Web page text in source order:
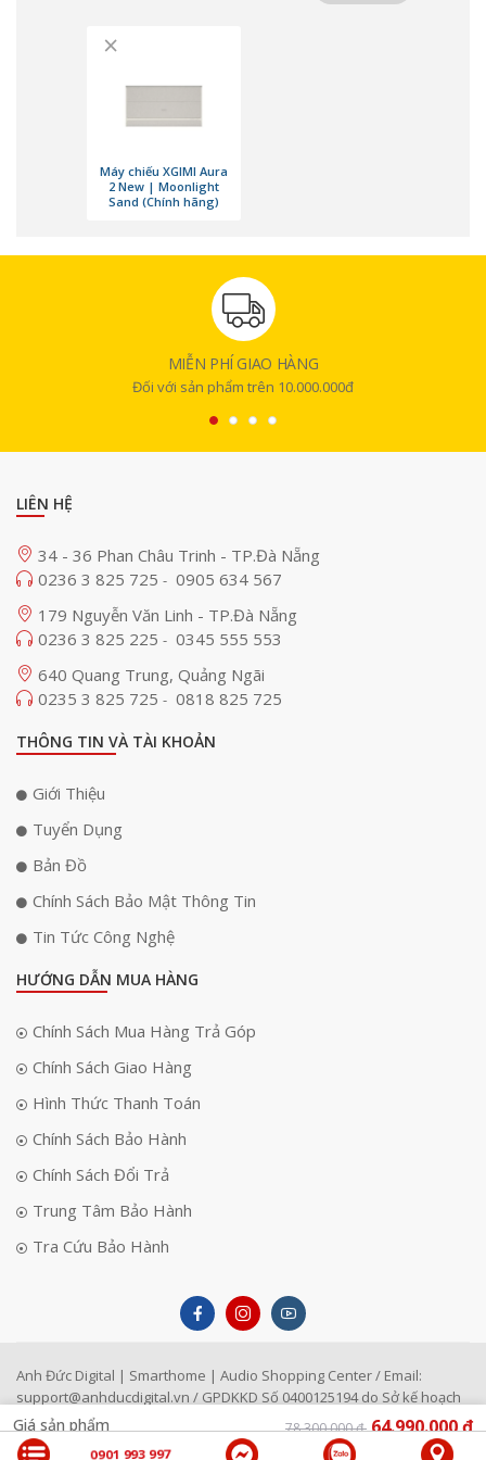
Công nghệ Dual Light 2.0 cho hình ảnh 4K điện ảnh
XGIMI Aura 2 New được trang bị công nghệ Dual Light 2.0 kết hợp DLP
và nguồn sáng laser hiện đại nhằm nâng cao chất lượng hiển thị tổng
nhiều điều kiện ánh sáng khác nhau. Công nghệ này còn giúp giảm hiện
thông thường. Nhờ đó, trải nghiệm xem phim trở nên tự nhiên, mượt mà
và gần với chất lượng điện ảnh hơn.
Dolby Vision & IMAX Enhanced nâng tầm trải nghiệm
nhận IMAX Enhanced cao cấp nhằm tối ưu chất lượng nội dung phim
ảnh hiện đại. Các công nghệ này giúp cải thiện độ tương phản, tăng độ
chi tiết ở cả vùng sáng lẫn vùng tối và mang lại hiệu ứng hình ảnh chân
cùng độ chính xác màu △E＜1 cho màu sắc tự nhiên và chuyển màu
cao, người dùng có thể cảm nhận rõ chiều sâu hình ảnh và hiệu ứng
điện ảnh ấn tượng hơn.
×
Máy chiếu XGIMI Aura
2 New | Moonlight
Sand (Chính hãng)
Giá sản phẩm 78.300.000 ₫ 64.990.000 ₫
MIỄN PHÍ GIAO HÀNG
Đối với sản phẩm trên 10.000.000đ
0901 993 997
LIÊN HỆ
34 - 36 Phan Châu Trinh - TP.Đà Nẵng
0236 3 825 725 - 0905 634 567
179 Nguyễn Văn Linh - TP.Đà Nẵng
0236 3 825 225 - 0345 555 553
640 Quang Trung, Quảng Ngãi
0235 3 825 725 - 0818 825 725
THÔNG TIN VÀ TÀI KHOẢN
Giới Thiệu
Tuyển Dụng
Bản Đồ
Chính Sách Bảo Mật Thông Tin
Tin Tức Công Nghệ
HƯỚNG DẪN MUA HÀNG
Chính Sách Mua Hàng Trả Góp
Chính Sách Giao Hàng
Hình Thức Thanh Toán
Chính Sách Bảo Hành
Chính Sách Đổi Trả
Trung Tâm Bảo Hành
Tra Cứu Bảo Hành
Anh Đức Digital | Smarthome | Audio Shopping Center / Email:
support@anhducdigital.vn / GPDKKD Số 0400125194 do Sở kế hoạch
đầu tư TP Đà Nẵng cấp ngày 22/4/1996